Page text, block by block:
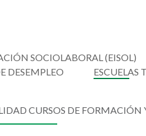
SOCIOLABORAL (EISOL)
DESEMPLEO
ESCUELAS
CURSOS DE FORMACIÓN